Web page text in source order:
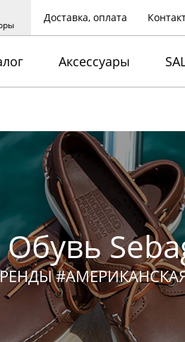
Доставка, оплата
Аксессуары
Обувь